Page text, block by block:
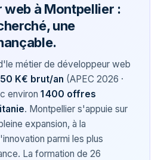
web à Montpellier :
une
métier de développeur web
50 K€ brut/an (APEC 2026 ·
environ 1 400 offres
. Montpellier s'appuie sur
expansion, à la
parmi les plus
La formation de 26